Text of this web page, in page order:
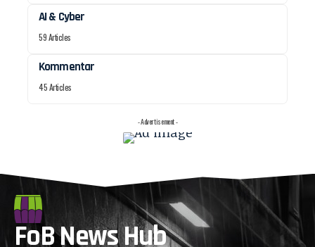
AI & Cyber
59 Articles
Kommentar
45 Articles
- Advertisement -
FoB News Hub